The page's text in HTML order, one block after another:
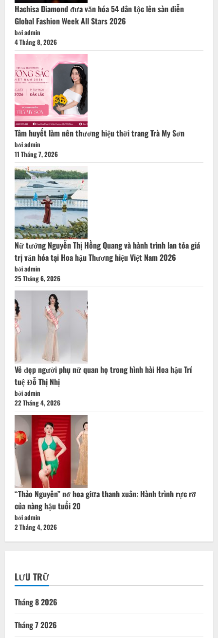
Hachisa Diamond đưa văn hóa 54 dân tộc lên sàn diễn
Global Fashion Week All Stars 2026
bởi admin
4 Tháng 8, 2026
Tâm huyết làm nên thương hiệu thời trang Trà My Sơn
bởi admin
11 Tháng 7, 2026
Nữ tướng Nguyễn Thị Hồng Quang và hành trình lan tỏa giá
trị văn hóa tại Hoa hậu Thương hiệu Việt Nam 2026
bởi admin
25 Tháng 6, 2026
Vẻ đẹp người phụ nữ quan họ trong hình hài Hoa hậu Trí
tuệ Đỗ Thị Nhị
bởi admin
22 Tháng 4, 2026
“Thảo Nguyên” nở hoa giữa thanh xuân: Hành trình rực rỡ
của nàng hậu tuổi 20
bởi admin
2 Tháng 4, 2026
LƯU TRỮ
Tháng 8 2026
Tháng 7 2026